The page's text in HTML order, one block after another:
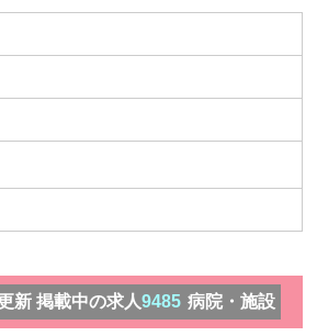
新 掲載中の求人9485 病院・施設